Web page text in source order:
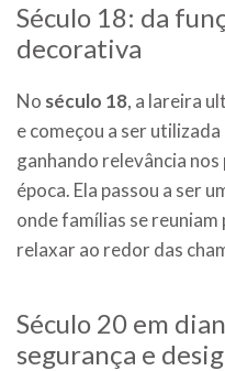
Século 18: da
decorativa
No século 18, a lareira
e começou a ser
ganhando relevância
época. Ela passou a ser
onde famílias se
relaxar ao redor das
Século 20 em
segurança e